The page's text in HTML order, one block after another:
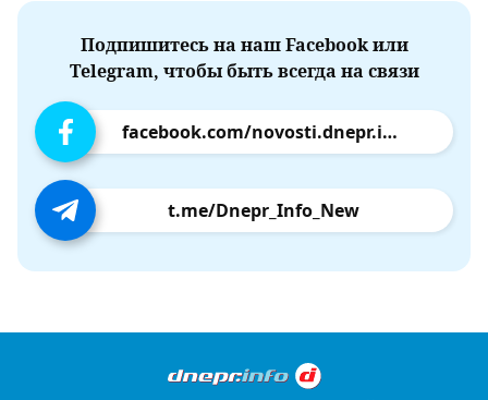
Подпишитесь на наш Facebook или
Telegram, чтобы быть всегда на связи
facebook.com/novosti.dnepr.info
t.me/Dnepr_Info_New